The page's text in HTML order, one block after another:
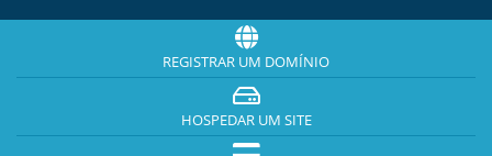
REGISTRAR UM DOMÍNIO
HOSPEDAR UM SITE